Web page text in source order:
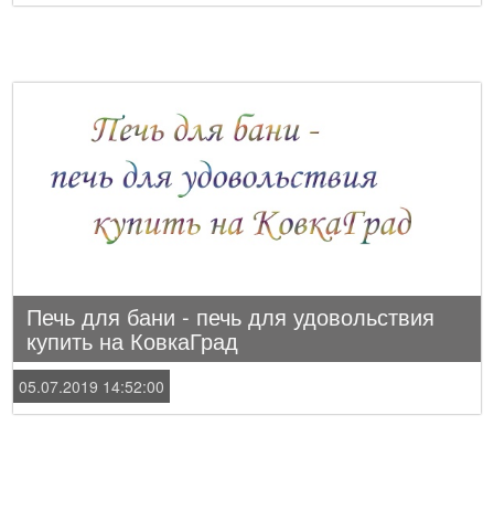
Печь для бани - печь для удовольствия
купить на КовкаГрад
05.07.2019 14:52:00